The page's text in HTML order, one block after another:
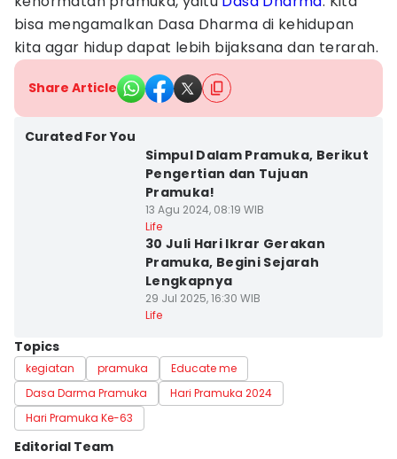
bisa mengamalkan Dasa Dharma di kehidupan
kita agar hidup dapat lebih bijaksana dan terarah.
Share Article
Curated For You
Simpul Dalam Pramuka, Berikut
Pengertian dan Tujuan
Pramuka!
13 Agu 2024, 08:19 WIB
Life
30 Juli Hari Ikrar Gerakan
Pramuka, Begini Sejarah
Lengkapnya
29 Jul 2025, 16:30 WIB
Life
Topics
kegiatan pramuka
Educate me
Dasa Darma Pramuka
Hari Pramuka 2024
Hari Pramuka Ke-63
Editorial Team